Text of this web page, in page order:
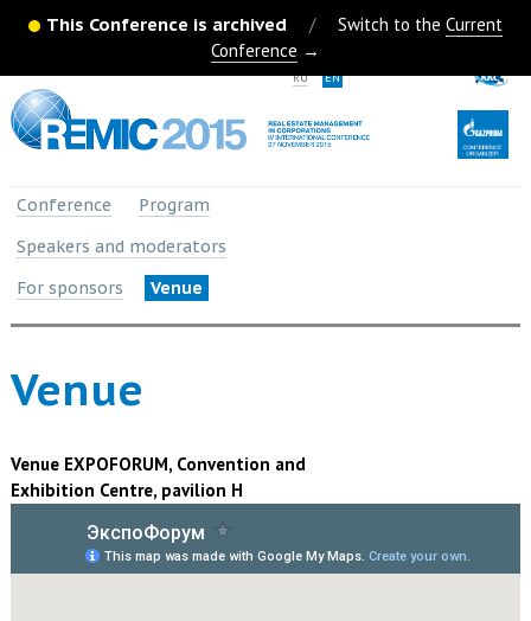
This Conference is archived / Switch to the Current
Conference →
RU EN
Conference
Program
Speakers and moderators
For sponsors
Venue
Venue
Venue EXPOFORUM, Convention and
Exhibition Centre, pavilion H